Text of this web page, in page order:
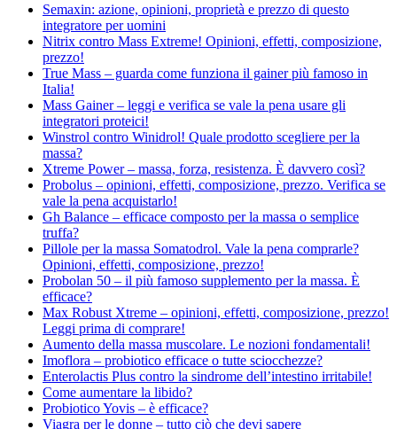
Semaxin: azione, opinioni, proprietà e prezzo di questo
integratore per uomini
Nitrix contro Mass Extreme! Opinioni, effetti, composizione,
prezzo!
True Mass – guarda come funziona il gainer più famoso in
Italia!
Mass Gainer – leggi e verifica se vale la pena usare gli
integratori proteici!
Winstrol contro Winidrol! Quale prodotto scegliere per la
massa?
Xtreme Power – massa, forza, resistenza. È davvero così?
Probolus – opinioni, effetti, composizione, prezzo. Verifica se
vale la pena acquistarlo!
Gh Balance – efficace composto per la massa o semplice
truffa?
Pillole per la massa Somatodrol. Vale la pena comprarle?
Opinioni, effetti, composizione, prezzo!
Probolan 50 – il più famoso supplemento per la massa. È
efficace?
Max Robust Xtreme – opinioni, effetti, composizione, prezzo!
Leggi prima di comprare!
Aumento della massa muscolare. Le nozioni fondamentali!
Imoflora – probiotico efficace o tutte sciocchezze?
Enterolactis Plus contro la sindrome dell’intestino irritabile!
Come aumentare la libido?
Probiotico Yovis – è efficace?
Viagra per le donne – tutto ciò che devi sapere